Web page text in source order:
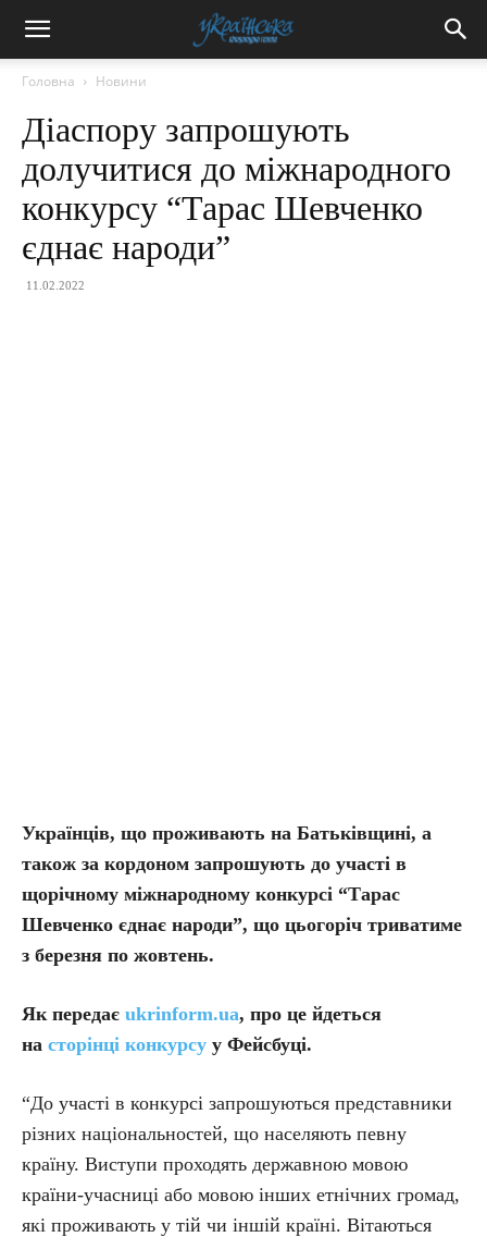
Головна Новини
Діаспору запрошують
долучитися до міжнародного
конкурсу “Тарас Шевченко
єднає народи”
11.02.2022
Українців, що проживають на Батьківщині, а
також за кордоном запрошують до участі в
щорічному міжнародному конкурсі “Тарас
Шевченко єднає народи”, що цьогоріч триватиме
з березня по жовтень.
Як передає ukrinform.ua, про це йдеться
на сторінці конкурсу у Фейсбуці.
“До участі в конкурсі запрошуються представники
різних національностей, що населяють певну
країну. Виступи проходять державною мовою
країни-учасниці або мовою інших етнічних громад,
які проживають у тій чи іншій країні. Вітаються